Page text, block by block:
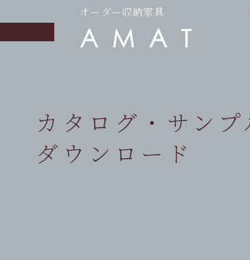
オーダー収納家具
カタログ・サンプ
ダウンロード